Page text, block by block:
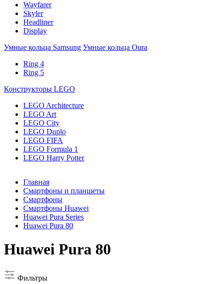
Wayfarer
Skyler
Headliner
Display
Умные кольца Samsung Умные кольца Oura
Ring 4
Ring 5
Конструкторы LEGO
LEGO Architecture
LEGO Art
LEGO City
LEGO Duplo
LEGO FIFA
LEGO Formula 1
LEGO Harry Potter
Главная
Смартфоны и планшеты
Смартфоны
Смартфоны Huawei
Huawei Pura Series
Huawei Pura 80
Huawei Pura 80
Фильтры